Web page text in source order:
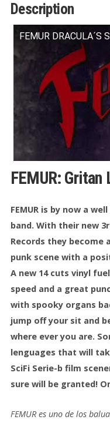
Description
FEMUR DRACULA´S
FEMUR: Gritan
FEMUR is by now a
band. With their new
Records they become
punk scene with a
A new 14 cuts vinyl
speed and a great
with spooky organs
jump off your sit and
where ever you are.
lenguages that will
SciFi Serie-b film
sure will be granted!
FEMUR es uno de los